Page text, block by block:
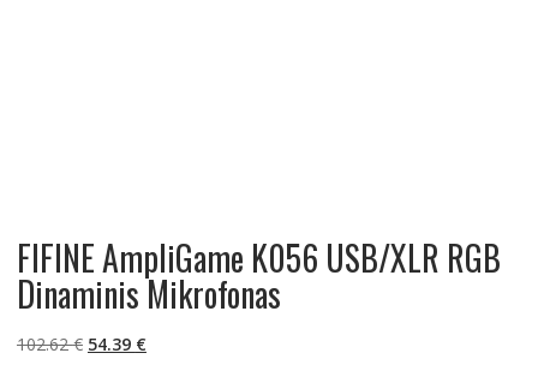
FIFINE AmpliGame K056 USB/XLR RGB
Dinaminis Mikrofonas
102.62€ Original
54.39 €Current